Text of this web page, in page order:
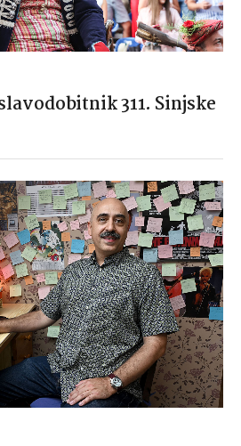
311. Sinjske